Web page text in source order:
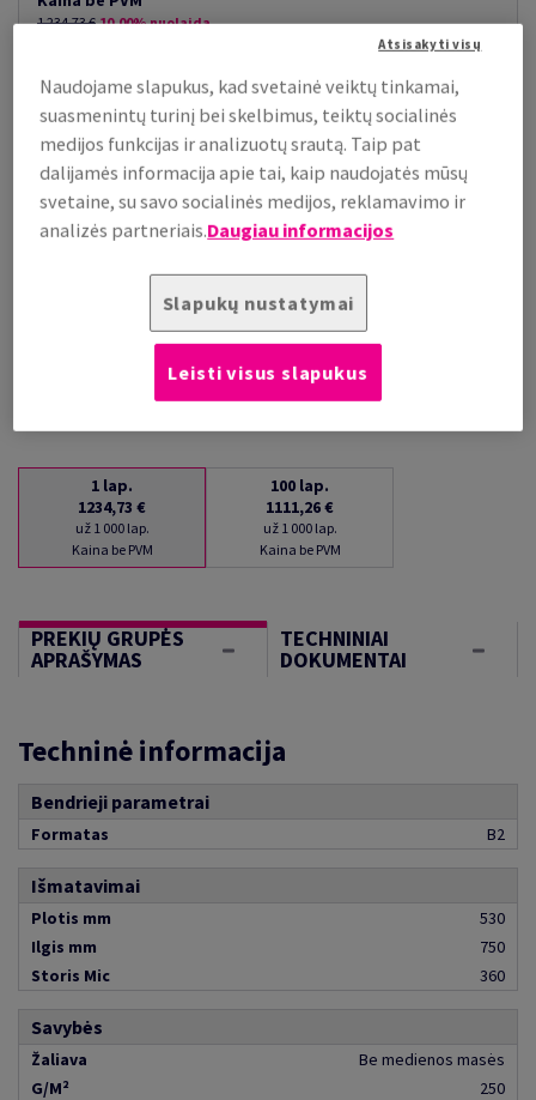
1 234,73 € 10,00% nuolaida
už 1 000 lap.
(99 kg )
PRISTATYMAS APYTIKSLIAI PER 16 DIENAS (-Ų)
(NEGRĄŽINAMA PREKĖ)
Kiekių palyginimas
lap.
1 lap.
1234,73 €
už 1 000 lap.
Kaina be PVM
100 lap.
1111,26 €
už 1 000 lap.
Kaina be PVM
PREKIŲ GRUPĖS
APRAŠYMAS
TECHNINIAI
DOKUMENTAI
Techninė informacija
Bendrieji parametrai
Formatas B2
Išmatavimai
Plotis mm
530
Ilgis mm
750
Storis Mic
360
Savybės
Žaliava
Be medienos masės
G/M²
250
Naudojame slapukus, kad svetainė veiktų tinkamai,
suasmenintų turinį bei skelbimus, teiktų socialinės
medijos funkcijas ir analizuotų srautą. Taip pat
dalijamės informacija apie tai, kaip naudojatės mūsų
svetaine, su savo socialinės medijos, reklamavimo ir
analizės partneriais.Daugiau informacijos
Slapukų nustatymai
Atsisakyti visų
Leisti visus slapukus